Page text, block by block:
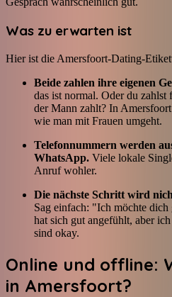
Was zu erwarten ist
Hier ist die Amersfoort-Dating-
Beide zahlen ihre eigenen
das ist normal. Oder du
der Mann zahlt? In
wie man mit Frauen umgeht.
Telefonnummern werden
WhatsApp. Viele lokale
Anruf wohler.
Die nächste Schritt wird
Sag einfach: "Ich möchte
hat sich gut angefühlt, aber
sind okay.
Online und offline:
in Amersfoort?